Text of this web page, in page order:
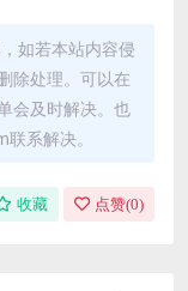
如若本站内容侵
除处理。可以在
会及时解决。也
系解决。
收藏 点赞(0)